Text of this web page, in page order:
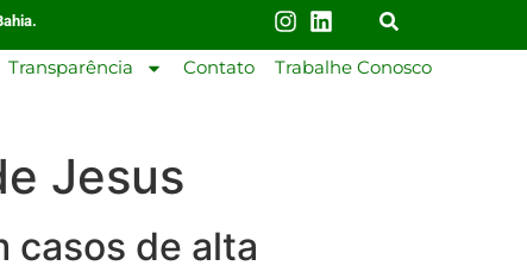
Transparência Contato Trabalhe Conosco
Jesus
casos de alta